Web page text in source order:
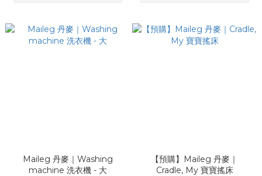
Maileg 丹麥｜Washing
machine 洗衣機 - 大
【預購】Maileg 丹麥｜
Cradle, My 寶寶搖床